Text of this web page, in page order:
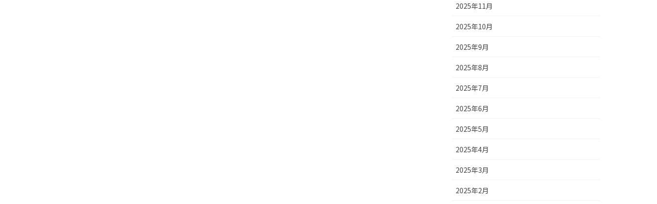
2025年11月
2025年10月
2025年9月
2025年8月
2025年7月
2025年6月
2025年5月
2025年4月
2025年3月
2025年2月